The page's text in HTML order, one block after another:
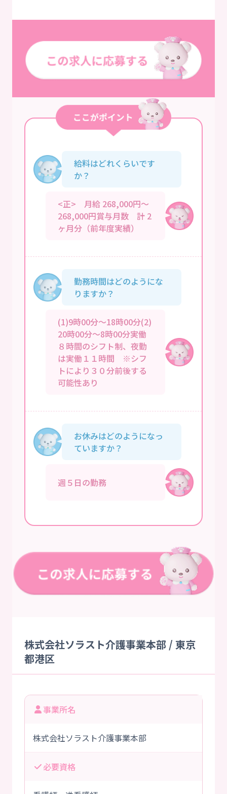
給料はどれくらいです
か？
<正> 月給 268,000円～
268,000円賞与月数 計 2
ヶ月分（前年度実績）
勤務時間はどのようにな
りますか？
(1)9時00分～18時00分(2)
20時00分～8時00分実働
８時間のシフト制、夜勤
は実働１１時間 ※シフ
トにより３０分前後する
可能性あり
お休みはどのようになっ
ていますか？
週５日の勤務
株式会社ソラスト介護事業本部 / 東京
都港区
事業所名
株式会社ソラスト介護事業本部
必要資格